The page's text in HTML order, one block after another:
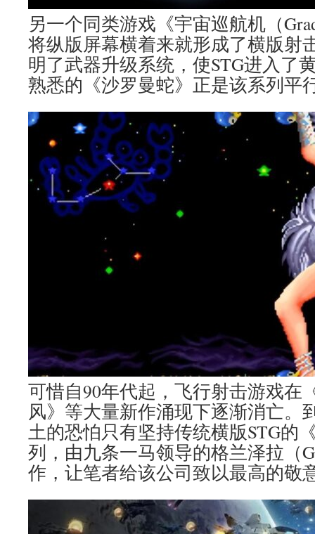
另一个同类游戏《宇宙巡航机（
将纵版屏幕横着来就形成了横版射
明了武器升级系统，使STG进入了
熟悉的《沙罗曼蛇》正是该系列平
可惜自90年代起，飞行射击游戏在
风》等大量新作涌现下逐渐消亡。
土的恐怕只有坚持传统横版STG的
列，由九条一马领导的格兰泽拉（
作，让笔者给该公司致以最高的敬